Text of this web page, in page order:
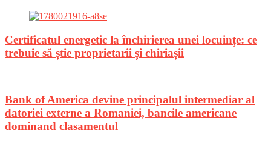
Certificatul energetic la închirierea unei locuințe: ce
trebuie să știe proprietarii și chiriașii
Bank of America devine principalul intermediar al
datoriei externe a Romaniei, bancile americane
dominand clasamentul